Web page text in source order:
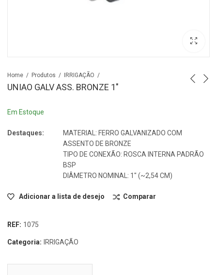
Home Produtos IRRIGAÇÃO
UNIAO GALV ASS. BRONZE 1″
Em Estoque
Destaques:
MATERIAL: FERRO GALVANIZADO COM
ASSENTO DE BRONZE
TIPO DE CONEXÃO: ROSCA INTERNA PADRÃO
BSP
DIÂMETRO NOMINAL: 1″ (~2,54 CM)
Adicionar a lista de desejo Comparar
REF: 1075
Categoria: IRRIGAÇÃO